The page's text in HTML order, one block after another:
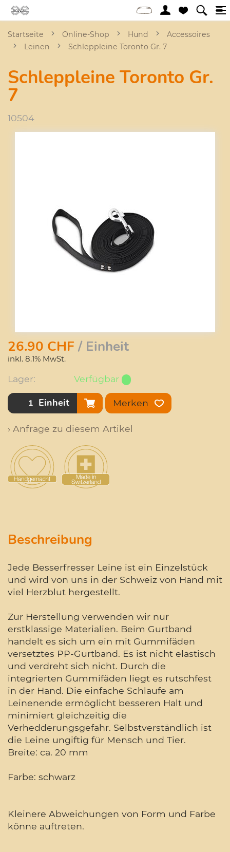
Startseite Online-Shop Hund
Accessoires
Leinen
Schleppleine Toronto Gr. 7
Schleppleine Toronto Gr.
7
10504
26.90 CHF/ Einheit
inkl. 8.1% MwSt.
Lager: Verfügbar
Einheit Merken
› Anfrage zu diesem Artikel
Beschreibung
Jede Besserfresser Leine ist ein Einzelstück
und wird von uns in der Schweiz von Hand mit
viel Herzblut hergestellt.
Zur Herstellung verwenden wir nur
erstklassige Materialien. Beim Gurtband
handelt es sich um ein mit Gummifäden
versetztes PP-Gurtband. Es ist nicht elastisch
und verdreht sich nicht. Durch die
integrierten Gummifäden liegt es rutschfest
in der Hand. Die einfache Schlaufe am
Leinenende ermöglicht besseren Halt und
minimiert gleichzeitig die
Verhedderungsgefahr. Selbstverständlich ist
die Leine ungiftig für Mensch und Tier.
Breite: ca. 20 mm
Farbe: schwarz
Kleinere Abweichungen von Form und Farbe
könne auftreten.